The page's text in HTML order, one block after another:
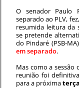
O senador Paulo
separado ao PLV,
resumida leitura da
se pretende
do Pindaré (PSB-
em separado.
Mas como a sessão
reunião foi
para a próxima